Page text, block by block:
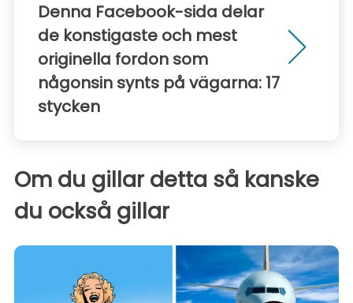
Denna Facebook-sida delar
de konstigaste och mest
originella fordon som
någonsin synts på vägarna: 17
stycken
Om du gillar detta så kanske
du också gillar